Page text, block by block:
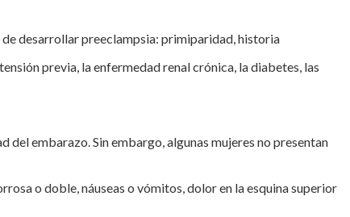
desarrollar preeclampsia: primiparidad, historia
previa, la enfermedad renal crónica, la diabetes, las
embarazo. Sin embargo, algunas mujeres no presentan
o doble, náuseas o vómitos, dolor en la esquina superior